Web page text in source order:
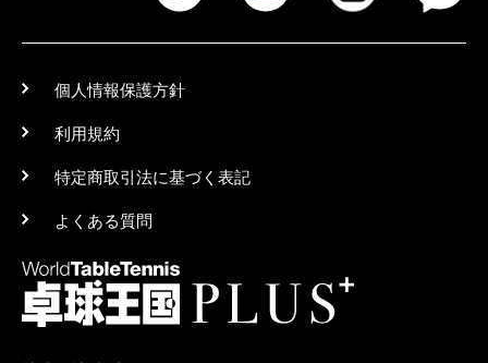
個人情報保護方針
利用規約
特定商取引法に基づく表記
よくある質問